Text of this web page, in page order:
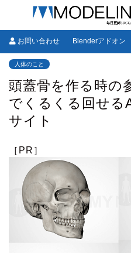
お問い合わせ Blenderアドオン
人体のこと
頭蓋骨を作る時の
でくるくる回せる
サイト
［PR］